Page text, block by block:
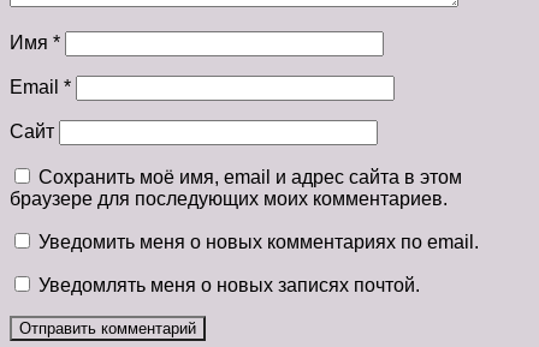
Имя *
Email *
Сайт
Сохранить моё имя, email и адрес сайта в этом
браузере для последующих моих комментариев.
Уведомить меня о новых комментариях по email.
Уведомлять меня о новых записях почтой.